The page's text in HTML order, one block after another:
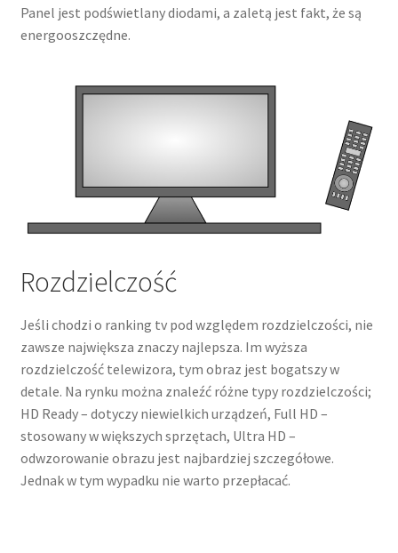
Panel jest podświetlany diodami, a zaletą jest fakt, że są
energooszczędne.
Rozdzielczość
Jeśli chodzi o ranking tv pod względem rozdzielczości, nie
zawsze największa znaczy najlepsza. Im wyższa
rozdzielczość telewizora, tym obraz jest bogatszy w
detale. Na rynku można znaleźć różne typy rozdzielczości;
HD Ready – dotyczy niewielkich urządzeń, Full HD –
stosowany w większych sprzętach, Ultra HD –
odwzorowanie obrazu jest najbardziej szczegółowe.
Jednak w tym wypadku nie warto przepłacać.